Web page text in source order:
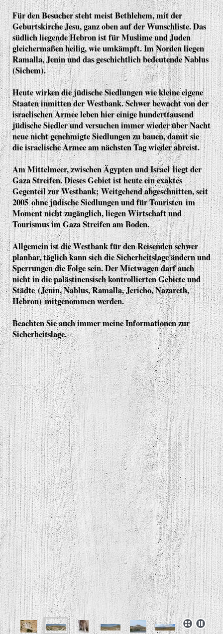
Für den Besucher steht meist Bethlehem, mit der
Geburtskirche Jesu, ganz oben auf der Wunschliste. Das
südlich liegende Hebron ist für Muslime und Juden
gleichermaßen heilig, wie umkämpft. Im Norden liegen
Ramalla, Jenin und das geschichtlich bedeutende Nablus
(Sichem).
Heute wirken die jüdische Siedlungen wie kleine eigene
Staaten inmitten der Westbank. Schwer bewacht von der
israelischen Armee leben hier einige hunderttausend
jüdische Siedler und versuchen immer wieder über Nacht
neue nicht genehmigte Siedlungen zu bauen, damit sie
die israelische Armee am nächsten Tag wieder abreist.
Am Mittelmeer, zwischen Ägypten und Israel liegt der
Gaza Streifen. Dieses Gebiet ist heute ein exaktes
Gegenteil zur Westbank; Weitgehend abgeschnitten, seit
2005 ohne jüdische Siedlungen und für Touristen im
Moment nicht zugänglich, liegen Wirtschaft und
Tourismus im Gaza Streifen am Boden.
Allgemein ist die Westbank für den Reisenden schwer
planbar, täglich kann sich die Sicherheitslage ändern und
Sperrungen die Folge sein. Der Mietwagen darf auch
nicht in die palästinensisch kontrollierten Gebiete und
Städte (Jenin, Nablus, Ramalla, Jericho, Nazareth,
Hebron) mitgenommen werden.
Beachten Sie auch immer meine Informationen zur
Sicherheitslage.